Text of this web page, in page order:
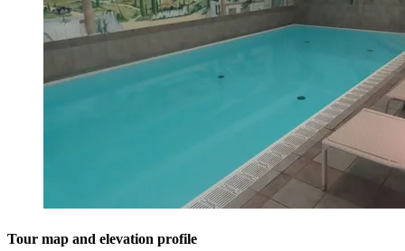
Tour map and elevation profile